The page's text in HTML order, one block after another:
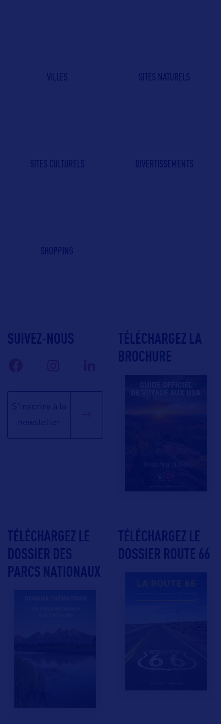
VILLES SITES NATURELS
SITES CULTURELS DIVERTISSEMENTS
SHOPPING
SUIVEZ-NOUS
S'inscrire à la
newsletter
TÉLÉCHARGEZ LA
BROCHURE
TÉLÉCHARGEZ LE
DOSSIER DES
PARCS NATIONAUX
TÉLÉCHARGEZ LE
DOSSIER ROUTE 66